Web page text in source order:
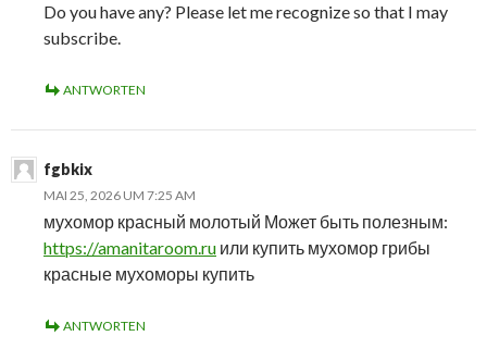
Do you have any? Please let me recognize so that I may
subscribe.
ANTWORTEN
fgbkix
MAI 25, 2026 UM 7:25 AM
мухомор красный молотый Может быть полезным:
https://amanitaroom.ru или купить мухомор грибы
красные мухоморы купить
ANTWORTEN